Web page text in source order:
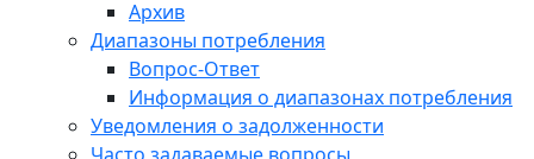
Архив
Диапазоны потребления
Вопрос-Ответ
Информация о диапазонах потребления
Уведомления о задолженности